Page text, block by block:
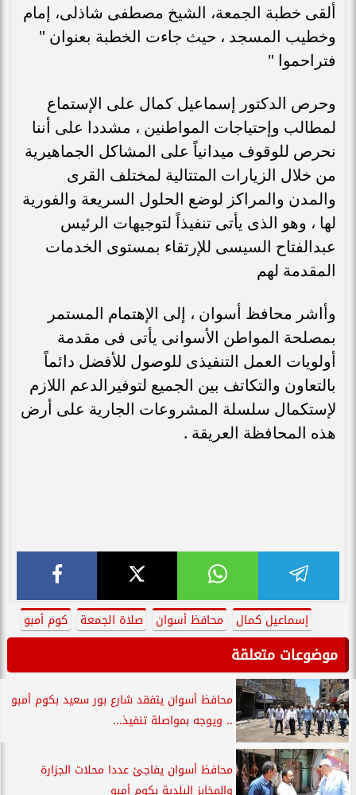
ألقى خطبة الجمعة، الشيخ مصطفى شاذلى، إمام
وخطيب المسجد ، حيث جاءت الخطبة بعنوان "
فتراحموا "
وحرص الدكتور إسماعيل كمال على الإستماع
لمطالب وإحتياجات المواطنين ، مشددا على أننا
نحرص للوقوف ميدانياً على المشاكل الجماهيرية
من خلال الزيارات المتتالية لمختلف القرى
والمدن والمراكز لوضع الحلول السريعة والفورية
لها ، وهو الذى يأتى تنفيذاً لتوجيهات الرئيس
عبدالفتاح السيسى للإرتقاء بمستوى الخدمات
المقدمة لهم
وأاشر محافظ أسوان ، إلى الإهتمام المستمر
بمصلحة المواطن الأسوانى يأتى فى مقدمة
أولويات العمل التنفيذى للوصول للأفضل دائماً
بالتعاون والتكاتف بين الجميع لتوفيرالدعم اللازم
لإستكمال سلسلة المشروعات الجارية على أرض
هذه المحافظة العريقة .
إسماعيل كمال محافظ أسوان صلاة الجمعة كوم أمبو
موضوعات متعلقة
محافظ أسوان يتفقد شارع بور سعيد بكوم أمبو
.. ويوجه بمواصلة تنفيذ...
محافظ أسوان يفاجئ عددا محلات الجزارة
والمخابز البلدية بكوم أمبو